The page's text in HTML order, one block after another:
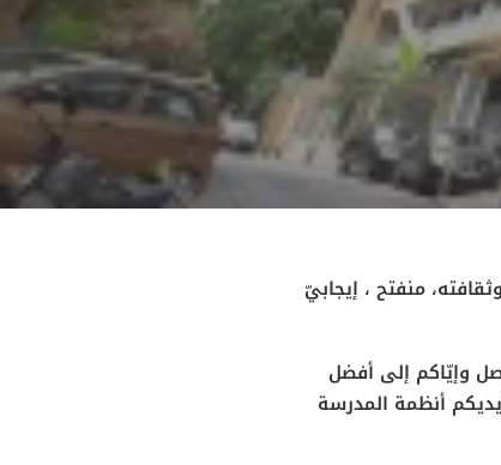
منفتح ، إيجابيّ
وإيّاكم إلى أفضل
أنظمة المدرسة